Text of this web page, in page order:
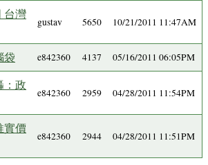
台灣
gustav 5650 10/21/2011 11:47AM
袋 e842360 4137 05/16/2011 06:05PM
：政
e842360 2959 04/28/2011 11:54PM
實價
e842360 2944 04/28/2011 11:51PM